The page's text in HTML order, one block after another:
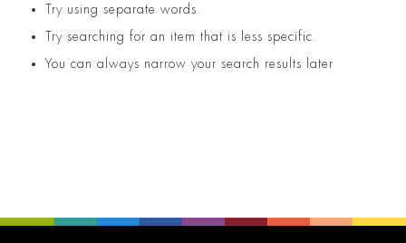
Try using separate words.
Try searching for an item that is less specific.
You can always narrow your search results later